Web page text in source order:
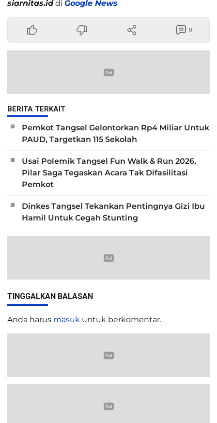
siarnitas.iddi Google News
0
BERITA TERKAIT
Pemkot Tangsel Gelontorkan Rp4 Miliar Untuk
PAUD, Targetkan 115 Sekolah
Usai Polemik Tangsel Fun Walk & Run 2026,
Pilar Saga Tegaskan Acara Tak Difasilitasi
Pemkot
Dinkes Tangsel Tekankan Pentingnya Gizi Ibu
Hamil Untuk Cegah Stunting
TINGGALKAN BALASAN
Anda harus masuk untuk berkomentar.